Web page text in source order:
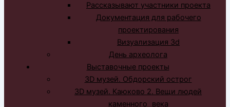
Рассказывают участники проекта
Документация для рабочего
проектирования
Визуализация 3d
День археолога
Выставочные проекты
3D музей. Обдорский острог
3D музей. Каюково 2. Вещи людей
каменного века